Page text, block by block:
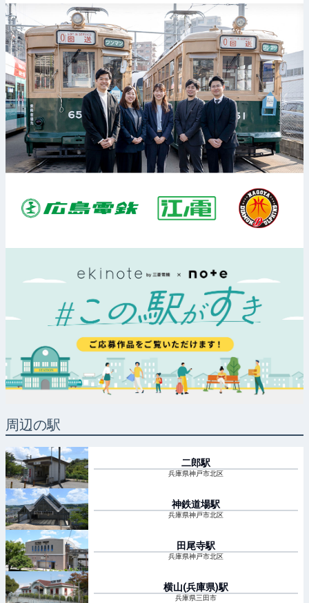
周辺の駅
二郎駅
兵庫県神戸市北区
神鉄道場駅
兵庫県神戸市北区
田尾寺駅
兵庫県神戸市北区
横山(兵庫県)駅
兵庫県三田市